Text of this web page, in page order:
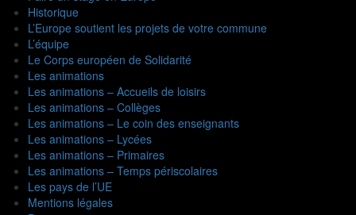
Historique
L’Europe soutient les projets de votre commune
L’équipe
Le Corps européen de Solidarité
Les animations
Les animations – Accueils de loisirs
Les animations – Collèges
Les animations – Le coin des enseignants
Les animations – Lycées
Les animations – Primaires
Les animations – Temps périscolaires
Les pays de l’UE
Mentions légales